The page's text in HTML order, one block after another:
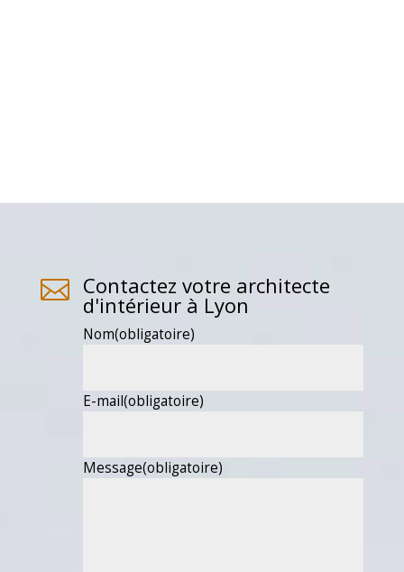
 Contactez votre architecte
d'intérieur à Lyon
Nom(obligatoire)
E-mail(obligatoire)
Message(obligatoire)